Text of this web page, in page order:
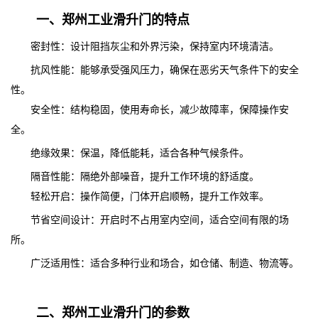
一、郑州工业滑升门的特点
密封性：设计阻挡灰尘和外界污染，保持室内环境清洁。
抗风性能：能够承受强风压力，确保在恶劣天气条件下的安全
性。
安全性：结构稳固，使用寿命长，减少故障率，保障操作安
全。
绝缘效果：保温，降低能耗，适合各种气候条件。
隔音性能：隔绝外部噪音，提升工作环境的舒适度。
轻松开启：操作简便，门体开启顺畅，提升工作效率。
节省空间设计：开启时不占用室内空间，适合空间有限的场
所。
广泛适用性：适合多种行业和场合，如仓储、制造、物流等。
二、郑州工业滑升门的参数